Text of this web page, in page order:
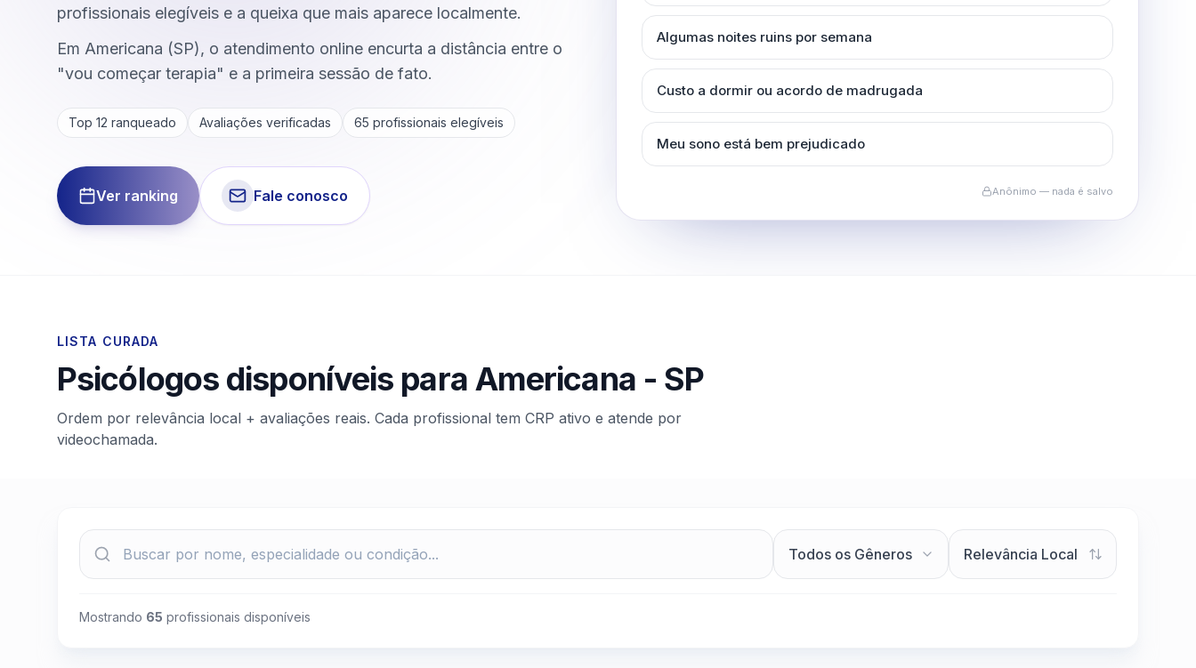
profissionais elegíveis e a queixa que mais aparece localmente.
Em Americana (SP), o atendimento online encurta a distância entre o
"vou começar terapia" e a primeira sessão de fato.
Top 12 ranqueado Avaliações verificadas 65 profissionais elegíveis
Ver ranking Fale conosco
Algumas noites ruins por semana
Custo a dormir ou acordo de madrugada
Meu sono está bem prejudicado
Anônimo — nada é salvo
LISTA CURADA
Psicólogos disponíveis para Americana - SP
Ordem por relevância local + avaliações reais. Cada profissional tem CRP ativo e atende por
videochamada.
Mostrando 65 profissionais disponíveis